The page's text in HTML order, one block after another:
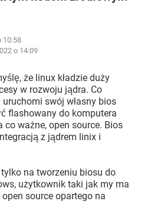
NETFLIX
WHATSAPP
FACEBOOK
WHATSAPP
NETFLIX
FACEBOOK
10:58
o 14:09
że linux kładzie duży
w rozwoju jądra. Co
swój własny bios
flashowany do komputera
ważne, open source. Bios
z jądrem linix i
na tworzeniu biosu do
użytkownik taki jak my ma
source opartego na